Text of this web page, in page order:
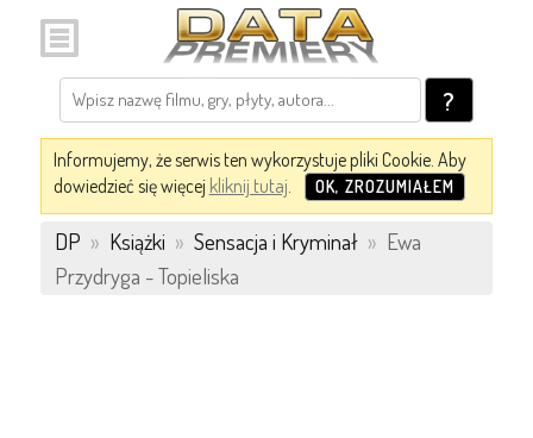
?
Informujemy, że serwis ten wykorzystuje pliki Cookie. Aby
dowiedzieć się więcej kliknij tutaj. OK, ZROZUMIAŁEM
DP » Książki » Sensacja i Kryminał » Ewa
Przydryga - Topieliska